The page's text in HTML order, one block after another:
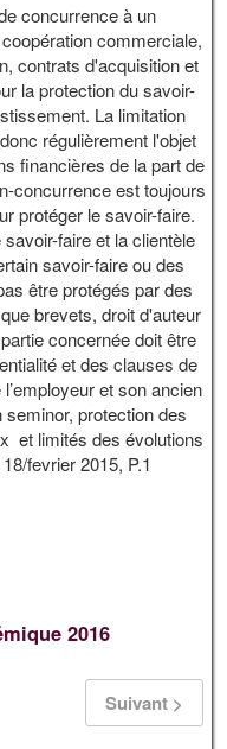
concurrence à un
commerciale,
contrats d'acquisition et
la protection du savoir-
La limitation
régulièrement l'objet
financières de la part de
concurrence est toujours
protéger le savoir-faire.
faire et la clientèle
savoir-faire ou des
être protégés par des
brevets, droit d'auteur
concernée doit être
et des clauses de
et son ancien
protection des
et limités des évolutions
fevrier 2015, P.1
2016
Suivant >